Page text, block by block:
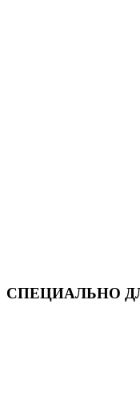
СПЕЦИАЛЬНО